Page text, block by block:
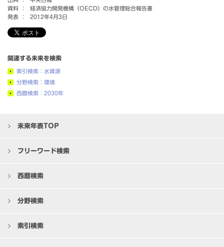
資料 ：
経済協力開発機構（OECD）の水管理総合報告書
発表 ：
2012年4月3日
関連する未来を検索
索引検索：水資源
分野検索：環境
西暦検索：2030年
未来年表TOP
フリーワード検索
西暦検索
分野検索
索引検索